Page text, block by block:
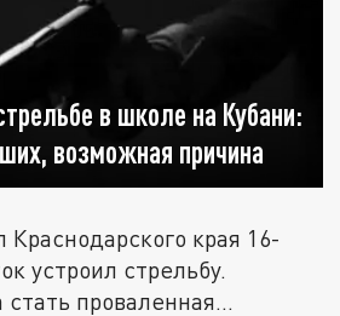
в школе на Кубани:
возможная причина
края 16-
устроил стрельбу.
проваленная...